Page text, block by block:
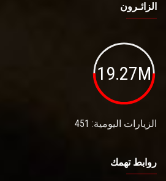
الزائـرون
19.27M
الزيارات اليومية: 451
روابط تهمك